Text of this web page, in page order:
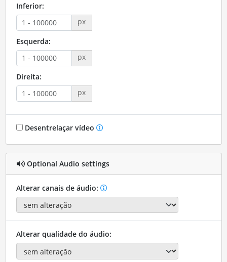
Inferior:
px
Esquerda:
px
Direita:
px
Desentrelaçar vídeo
Optional Audio settings
Alterar canais de áudio:
Alterar qualidade do áudio: